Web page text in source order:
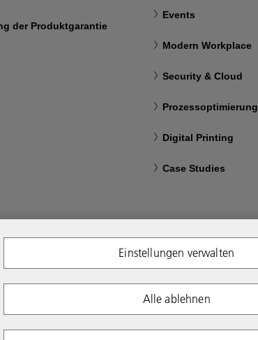
der Produktgarantie
Events
Modern Workplace
Security & Cloud
Prozessoptimierung
Digital Printing
Case Studies
Einstellungen verwalten
Alle ablehnen